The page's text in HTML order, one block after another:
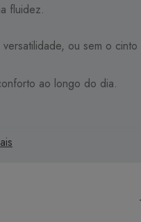
fluidez.
ou sem o cinto
ao longo do dia.
com jaquetas,